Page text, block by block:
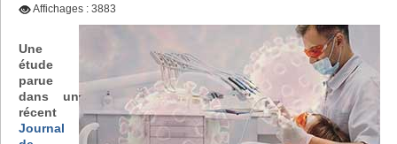
Affichages : 3883
Une
étude
parue
dans un
récent
Journal